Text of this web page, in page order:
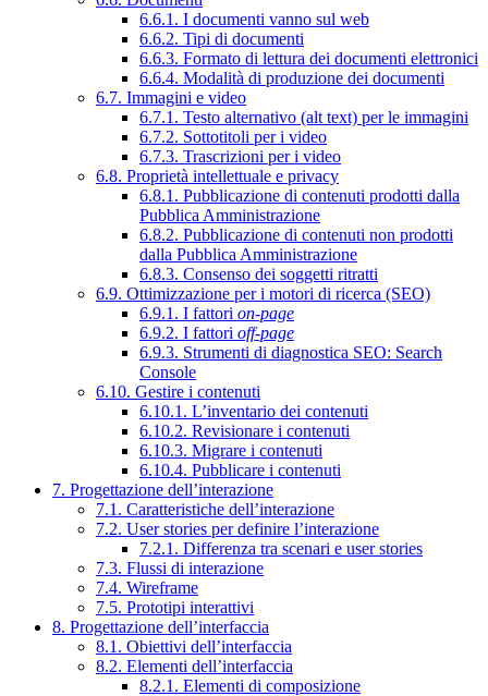
6.6.1. I documenti vanno sul web
6.6.2. Tipi di documenti
6.6.3. Formato di lettura dei documenti elettronici
6.6.4. Modalità di produzione dei documenti
6.7. Immagini e video
6.7.1. Testo alternativo (alt text) per le immagini
6.7.2. Sottotitoli per i video
6.7.3. Trascrizioni per i video
6.8. Proprietà intellettuale e privacy
6.8.1. Pubblicazione di contenuti prodotti dalla
Pubblica Amministrazione
6.8.2. Pubblicazione di contenuti non prodotti
dalla Pubblica Amministrazione
6.8.3. Consenso dei soggetti ritratti
6.9. Ottimizzazione per i motori di ricerca (SEO)
6.9.1. I fattori on-page
6.9.2. I fattori off-page
6.9.3. Strumenti di diagnostica SEO: Search
Console
6.10. Gestire i contenuti
6.10.1. L’inventario dei contenuti
6.10.2. Revisionare i contenuti
6.10.3. Migrare i contenuti
6.10.4. Pubblicare i contenuti
7. Progettazione dell’interazione
7.1. Caratteristiche dell’interazione
7.2. User stories per definire l’interazione
7.2.1. Differenza tra scenari e user stories
7.3. Flussi di interazione
7.4. Wireframe
7.5. Prototipi interattivi
8. Progettazione dell’interfaccia
8.1. Obiettivi dell’interfaccia
8.2. Elementi dell’interfaccia
8.2.1. Elementi di composizione